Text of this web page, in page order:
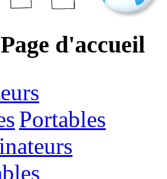
Page d'accueil
Portables